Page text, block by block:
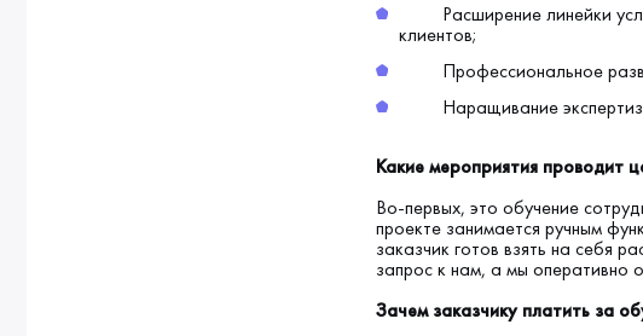
Расширение линейки
клиентов;
Профессиональное
Наращивание экспертизы
Какие мероприятия проводит
Во-первых, это обучение
проекте занимается ручным
заказчик готов взять на себя
запрос к нам, а мы оперативно
Зачем заказчику платить за